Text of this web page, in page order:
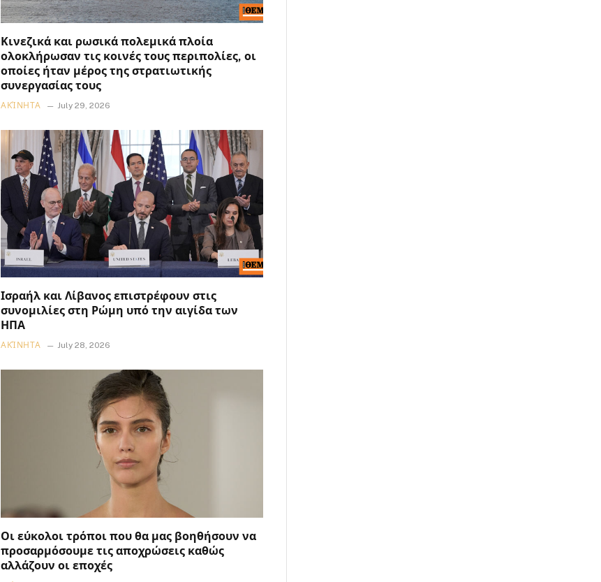
Κινεζικά και ρωσικά πολεμικά πλοία
ολοκλήρωσαν τις κοινές τους περιπολίες, οι
οποίες ήταν μέρος της στρατιωτικής
συνεργασίας τους
ΑΚΊΝΗΤΑ July 29, 2026
Ισραήλ και Λίβανος επιστρέφουν στις
συνομιλίες στη Ρώμη υπό την αιγίδα των
ΗΠΑ
ΑΚΊΝΗΤΑ July 28, 2026
Οι εύκολοι τρόποι που θα μας βοηθήσουν να
προσαρμόσουμε τις αποχρώσεις καθώς
αλλάζουν οι εποχές